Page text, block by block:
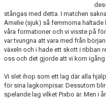
stångas med detta. I matchen
Amelie (sjuk) så femmorna
våra formationer och vi visste på
var tvungna att vara med från
växeln och i hade ett skott i ribban
oss och det gjorde att vi kom
Vi slet ihop som ett lag där alla
för sina lagkompisar. Dessutom
spelande lag vilket Pixbo är. Men i